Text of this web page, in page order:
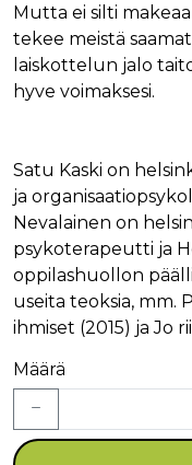
Mutta ei silti
tekee meistä
laiskottelun jalo
hyve voimaksesi.
Satu Kaski on
ja
Nevalainen on
psykoterapeutti ja
oppilashuollon
useita teoksia, mm.
ihmiset (2015) ja Jo
Määrä